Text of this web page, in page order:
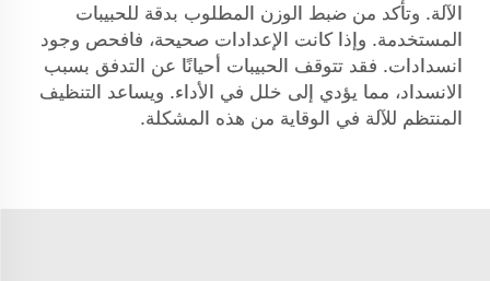
الآلة. وتأكد من ضبط الوزن المطلوب بدقة للحبيبات
المستخدمة. وإذا كانت الإعدادات صحيحة، فافحص وجود
انسدادات. فقد تتوقف الحبيبات أحيانًا عن التدفق بسبب
الانسداد، مما يؤدي إلى خلل في الأداء. ويساعد التنظيف
المنتظم للآلة في الوقاية من هذه المشكلة.